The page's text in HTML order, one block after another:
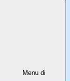
Menu di